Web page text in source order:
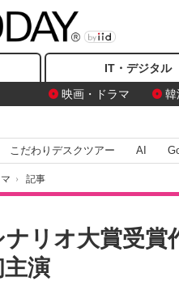
IT・デジタル
映画・ドラマ
韓
こだわりデスクツアー AI
› 記事
リオ大賞受賞
演